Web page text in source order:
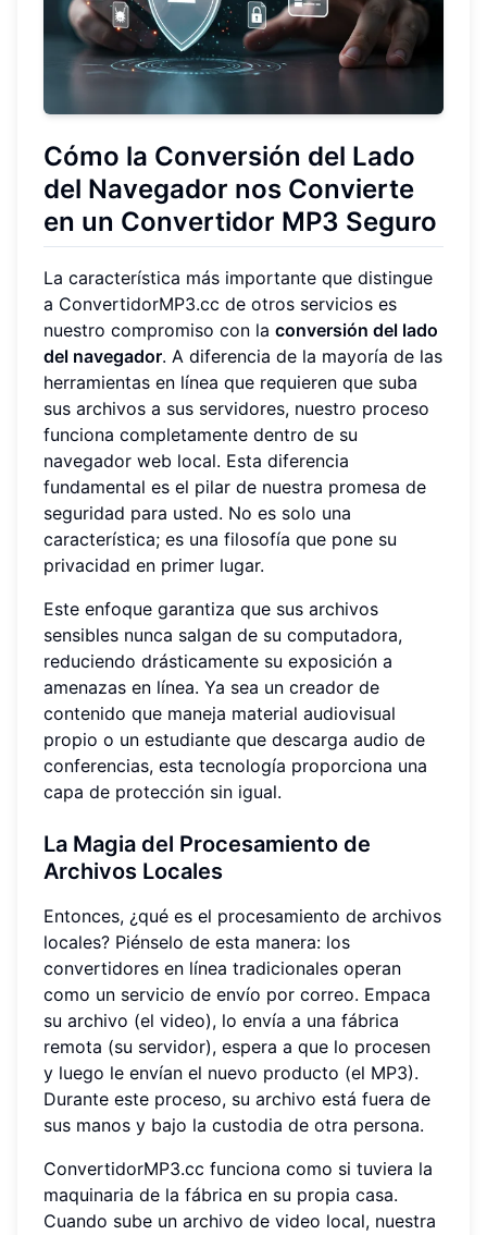
Cómo la Conversión del Lado
del Navegador nos Convierte
en un Convertidor MP3 Seguro
La característica más importante que distingue
a ConvertidorMP3.cc de otros servicios es
nuestro compromiso con la conversión del lado
del navegador. A diferencia de la mayoría de las
herramientas en línea que requieren que suba
sus archivos a sus servidores, nuestro proceso
funciona completamente dentro de su
navegador web local. Esta diferencia
fundamental es el pilar de nuestra promesa de
seguridad para usted. No es solo una
característica; es una filosofía que pone su
privacidad en primer lugar.
Este enfoque garantiza que sus archivos
sensibles nunca salgan de su computadora,
reduciendo drásticamente su exposición a
amenazas en línea. Ya sea un creador de
contenido que maneja material audiovisual
propio o un estudiante que descarga audio de
conferencias, esta tecnología proporciona una
capa de protección sin igual.
La Magia del Procesamiento de
Archivos Locales
Entonces, ¿qué es el procesamiento de archivos
locales? Piénselo de esta manera: los
convertidores en línea tradicionales operan
como un servicio de envío por correo. Empaca
su archivo (el video), lo envía a una fábrica
remota (su servidor), espera a que lo procesen
y luego le envían el nuevo producto (el MP3).
Durante este proceso, su archivo está fuera de
sus manos y bajo la custodia de otra persona.
ConvertidorMP3.cc funciona como si tuviera la
maquinaria de la fábrica en su propia casa.
Cuando sube un archivo de video local, nuestra